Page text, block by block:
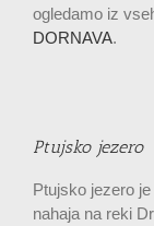
ogledamo iz
DORNAVA.
Ptujsko jezero
Ptujsko jezero
nahaja na reki